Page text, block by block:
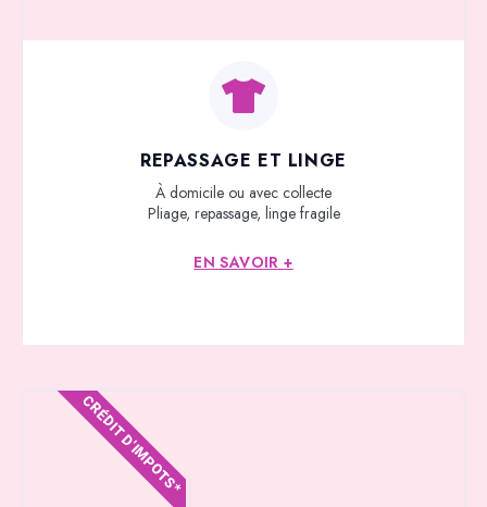
REPASSAGE ET LINGE
À domicile ou avec collecte
Pliage, repassage, linge fragile
EN SAVOIR +
CRÉDIT D'IMPOTS*